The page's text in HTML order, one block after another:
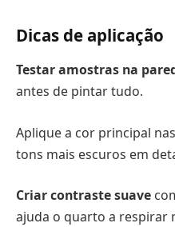
Dicas de aplicação
Testar amostras na
antes de pintar tudo.
Aplique a cor principal
tons mais escuros em
Criar contraste suave
ajuda o quarto a respirar